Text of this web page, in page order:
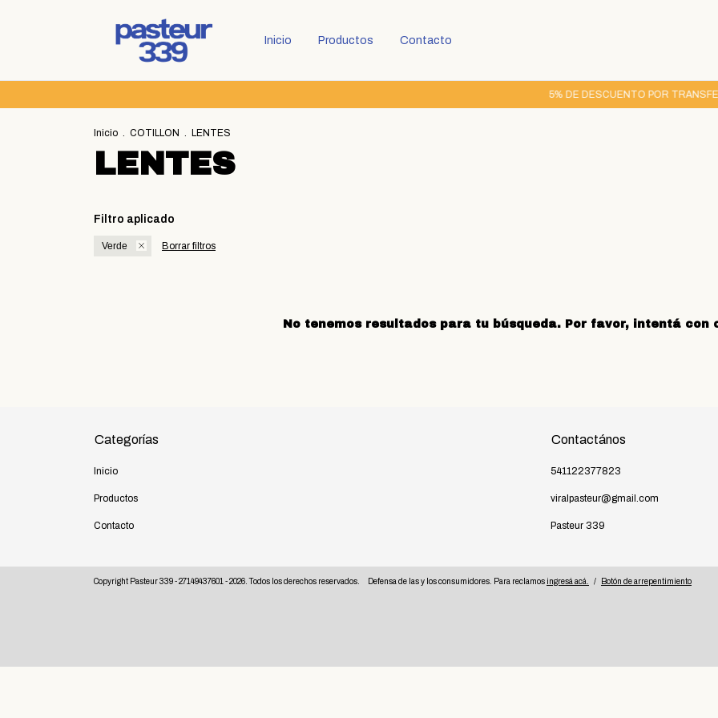
Inicio Productos Contacto
5% DE DESCUENTO POR
Inicio . COTILLON . LENTES
LENTES
Filtro aplicado
Verde Borrar filtros
No tenemos resultados para tu búsqueda. Por favor, intentá con
Categorías
Inicio
Productos
Contacto
Contactános
541122377823
viralpasteur@gmail.com
Pasteur 339
Copyright Pasteur 339 - 27149437601 - 2026. Todos los derechos reservados. Defensa de las y los consumidores. Para reclamos ingresá acá. / Botón de arrepentimiento